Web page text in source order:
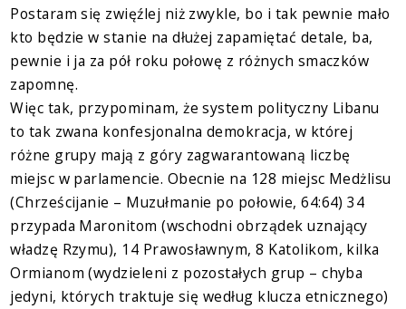
Postaram się zwięźlej niż zwykle, bo i tak pewnie mało
kto będzie w stanie na dłużej zapamiętać detale, ba,
pewnie i ja za pół roku połowę z różnych smaczków
zapomnę.
Więc tak, przypominam, że system polityczny Libanu
to tak zwana konfesjonalna demokracja, w której
różne grupy mają z góry zagwarantowaną liczbę
miejsc w parlamencie. Obecnie na 128 miejsc Medżlisu
(Chrześcijanie – Muzułmanie po połowie, 64:64) 34
przypada Maronitom (wschodni obrządek uznający
władzę Rzymu), 14 Prawosławnym, 8 Katolikom, kilka
Ormianom (wydzieleni z pozostałych grup – chyba
jedyni, których traktuje się według klucza etnicznego)